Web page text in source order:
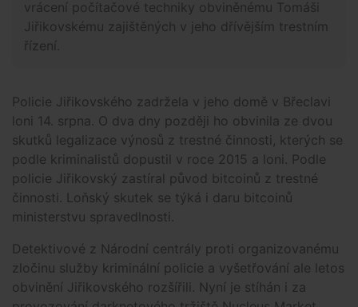
vrácení počítačové techniky obviněnému Tomáši
Jiřikovskému zajištěných v jeho dřívějším trestním
řízení.
Policie Jiřikovského zadržela v jeho domě v Břeclavi
loni 14. srpna. O dva dny později ho obvinila ze dvou
skutků legalizace výnosů z trestné činnosti, kterých se
podle kriminalistů dopustil v roce 2015 a loni. Podle
policie Jiřikovský zastíral původ bitcoinů z trestné
činnosti. Loňský skutek se týká i daru bitcoinů
ministerstvu spravedlnosti.
Detektivové z Národní centrály proti organizovanému
zločinu služby kriminální policie a vyšetřování ale letos
obvinění Jiřikovského rozšířili. Nyní je stíhán i za